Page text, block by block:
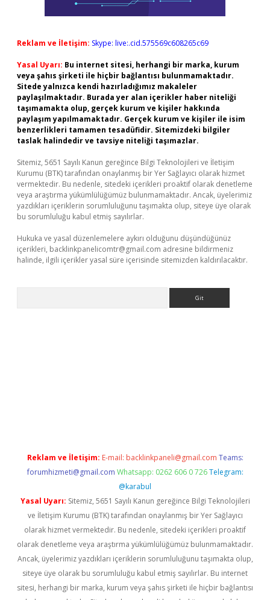
Reklam ve İletişim: Skype: live:.cid.575569c608265c69
Yasal Uyarı: Bu internet sitesi, herhangi bir marka, kurum
veya şahıs şirketi ile hiçbir bağlantısı bulunmamaktadır.
Sitede yalnızca kendi hazırladığımız makaleler
paylaşılmaktadır. Burada yer alan içerikler haber niteliği
taşımamakta olup, gerçek kurum ve kişiler hakkında
paylaşım yapılmamaktadır. Gerçek kurum ve kişiler ile isim
benzerlikleri tamamen tesadüfidir. Sitemizdeki bilgiler
taslak halindedir ve tavsiye niteliği taşımazlar.
Sitemiz, 5651 Sayılı Kanun gereğince Bilgi Teknolojileri ve İletişim
Kurumu (BTK) tarafından onaylanmış bir Yer Sağlayıcı olarak hizmet
vermektedir. Bu nedenle, sitedeki içerikleri proaktif olarak denetleme
veya araştırma yükümlülüğümüz bulunmamaktadır. Ancak, üyelerimiz
yazdıkları içeriklerin sorumluluğunu taşımakta olup, siteye üye olarak
bu sorumluluğu kabul etmiş sayılırlar.
Hukuka ve yasal düzenlemelere aykırı olduğunu düşündüğünüz
içerikleri, backlinkpanelicomtr@gmail.com adresine bildirmeniz
halinde, ilgili içerikler yasal süre içerisinde sitemizden kaldırılacaktır.
Reklam ve İletişim: E-mail: backlinkpaneli@gmail.com Teams:
forumhizmeti@gmail.com Whatsapp: 0262 606 0 726 Telegram:
@karabul
Yasal Uyarı: Sitemiz, 5651 Sayılı Kanun gereğince Bilgi Teknolojileri
ve İletişim Kurumu (BTK) tarafından onaylanmış bir Yer Sağlayıcı
olarak hizmet vermektedir. Bu nedenle, sitedeki içerikleri proaktif
olarak denetleme veya araştırma yükümlülüğümüz bulunmamaktadır.
Ancak, üyelerimiz yazdıkları içeriklerin sorumluluğunu taşımakta olup,
siteye üye olarak bu sorumluluğu kabul etmiş sayılırlar. Bu internet
sitesi, herhangi bir marka, kurum veya şahıs şirketi ile hiçbir bağlantısı